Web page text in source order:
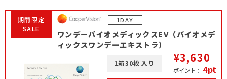
1DAY
期間限定
SALE
ワンデーバイオメディックスEV（バイオメデ
ィックスワンデーエキストラ）
1箱30枚入り ¥3,630
ポイント： 4pt